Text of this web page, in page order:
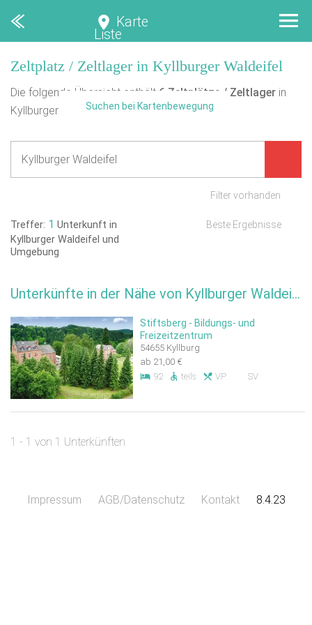
Karte
Liste
Zeltplatz / Zeltlager in Kyllburger Waldeifel
Die folgende Übersicht enthält 6 Zeltplätze / Zeltlager in
Kyllburger Waldeifel.
Filter vorhanden
Treffer: 1 Unterkunft in
Kyllburger Waldeifel und
Umgebung
Beste Ergebnisse
Unterkünfte in der Nähe von Kyllburger Waldeifel
Stiftsberg - Bildungs- und
Freizeitzentrum
54655 Kyllburg
ab 21,00 €
92
teils VP SV
1 - 1 von 1 Unterkünften
Suchen bei Kartenbewegung
Impressum AGB/Datenschutz Kontakt 8.4.23